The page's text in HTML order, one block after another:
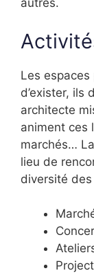
autres.
Les
d’exister, ils
architecte
animent ces
marchés…
lieu de
diversité